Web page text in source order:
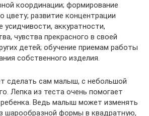
координации; формирование
цвету; развитие концентрации
усидчивости, аккуратности,
чувства прекрасного в своей
детей; обучение приемам работы
собственного изделия.
сделать сам малыш, с небольшой
Лепка из теста очень помогает
Ведь малыш может изменять
шарообразной формы в квадратную,